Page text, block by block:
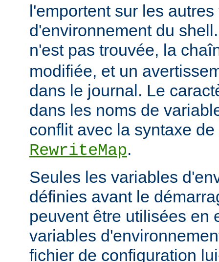
l'emportent sur les
d'environnement du
n'est pas trouvée, la
modifiée, et un
dans le journal. Le
dans les noms de
conflit avec la syntaxe
RewriteMap.
Seules les variables
définies avant le
peuvent être utilisées en
variables
fichier de configuration